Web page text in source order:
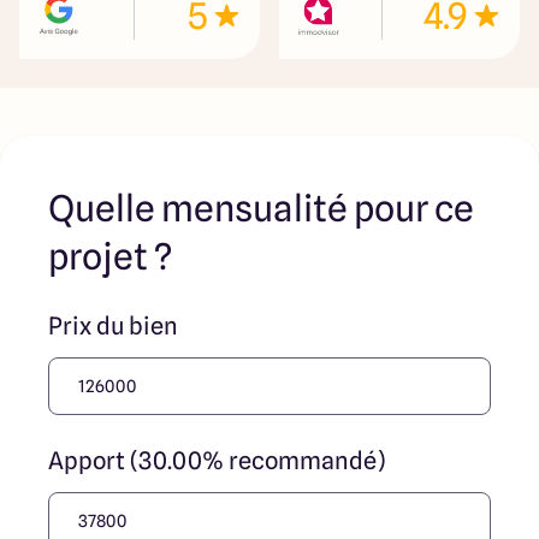
immobilière, soit des particuliers. Les terrains
sélectionnés sont disponibles à la date de la première
5 4.9
Quelle mensualité pour ce
projet ?
Prix du bien
Apport (30.00% recommandé)